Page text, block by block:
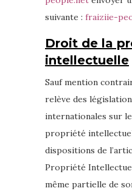
suivante : fraiziie-
Droit de la
intellectuelle
Sauf mention
relève des
internationales sur
propriété
dispositions de
Propriété
même partielle de